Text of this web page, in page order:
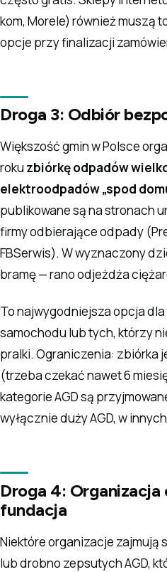
kom, Morele) również muszą
opcje przy finalizacji
Droga 3: Odbiór
Większość gmin w Polsce
roku zbiórkę odpadów
elektroodpadów „spod
publikowane są na stronach
firmy odbierające odpady
FBSerwis). W wyznaczony
bramę — rano odjeżdża
To najwygodniejsza opcja
samochodu lub tych, którzy
pralki. Ograniczenia: zbiórka
(trzeba czekać nawet 6
kategorie AGD są
wyłącznie duży AGD, w
Droga 4: Organizacja
fundacja
Niektóre organizacje zajmują
lub drobno zepsutych AGD,